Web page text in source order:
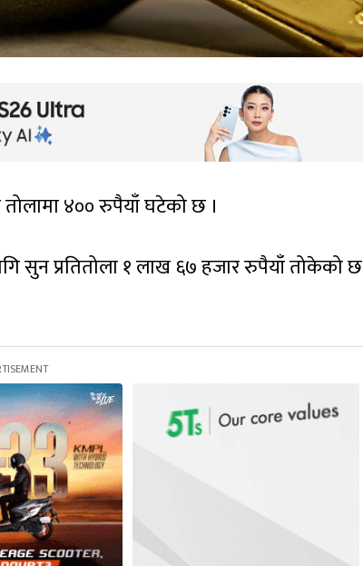
४०० रुपैयाँ घटेको छ ।
सुन प्रतितोला १ लाख ६७ हजार रुपैयाँ तोकेको छ